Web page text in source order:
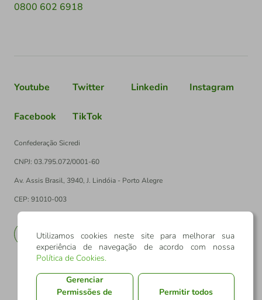
0800 602 6918
Youtube Twitter Linkedin Instagram
Facebook TikTok
Confederação Sicredi
CNPJ: 03.795.072/0001-60
Av. Assis Brasil, 3940, J. Lindóia - Porto Alegre
CEP: 91010-003
EN
Utilizamos cookies neste site para melhorar sua
experiência de navegação de acordo com nossa
Política de Cookies.
Gerenciar
Permissões de
Permitir todos